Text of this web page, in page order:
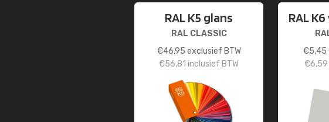
RAL K5 glans
RAL CLASSIC
€46,95 exclusief BTW
€56,81 inclusief BTW
RAL
€5,45
€6,59